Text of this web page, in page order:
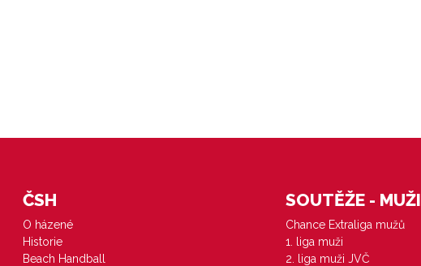
ČSH
O házené
Historie
Beach Handball
SOUTĚŽE - MUŽI
Chance Extraliga mužů
1. liga muži
2. liga muži JVČ